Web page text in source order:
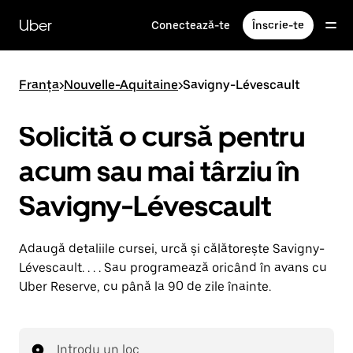
direct
conținutul
principal
Uber Conectează-te Înscrie-te
Franța>Nouvelle-Aquitaine>Savigny-Lévescault
Solicită o cursă pentru
acum sau mai târziu în
Savigny-Lévescault
Adaugă detaliile cursei, urcă și călătorește Savigny-
Lévescault. . . . Sau programează oricând în avans cu
Uber Reserve, cu până la 90 de zile înainte.
Introdu un loc